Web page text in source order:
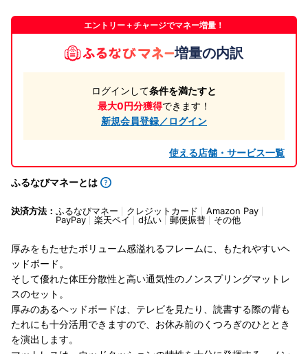
エントリー＋チャージでマネー増量！
増量の内訳
ログインして条件を満たすと
最大0円分獲得できます！
新規会員登録／ログイン
使える店舗・サービス一覧
ふるなびマネーとは
決済方法： ふるなびマネー クレジットカード
Amazon Pay
PayPay
楽天ペイ d払い 郵便振替 その他
厚みをもたせたボリューム感溢れるフレームに、もたれやすいヘ
ッドボード。
そして優れた体圧分散性と高い通気性のノンスプリングマットレ
スのセット。
厚みのあるヘッドボードは、テレビを見たり、読書する際の背も
たれにも十分活用できますので、お休み前のくつろぎのひととき
を演出します。